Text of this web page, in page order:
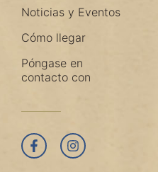
Noticias y Eventos
Cómo llegar
Póngase en
contacto con